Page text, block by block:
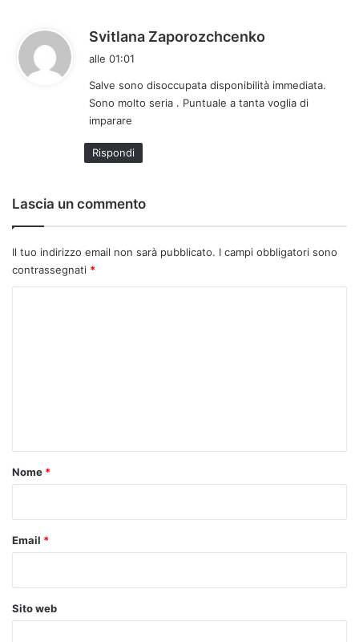
Svitlana Zaporozchcenko
e
t
alle 01:01
Salve sono disoccupata disponibilità immediata.
Sono molto seria . Puntuale a tanta voglia di
imparare
Rispondi
Lascia un commento
Il tuo indirizzo email non sarà pubblicato. I campi obbligatori sono
contrassegnati *
o
Nome *
Email *
Sito web